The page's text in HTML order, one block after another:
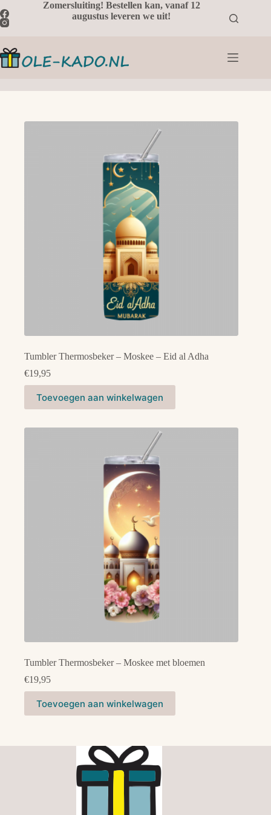
naar
de
Zomersluiting! Bestellen kan, vanaf 12
augustus leveren we uit!
Tumbler Thermosbeker – Moskee – Eid al Adha
€19,95
Toevoegen aan winkelwagen
Tumbler Thermosbeker – Moskee met bloemen
€19,95
Toevoegen aan winkelwagen